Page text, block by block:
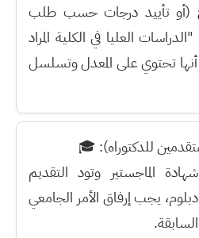
(أو تأييد درجات حسب طلب
العليا في الكلية المراد
تحتوي على المعدل وتسلسل
🎓
الماجستير وتود التقديم
يجب إرفاق الأمر الجامعي